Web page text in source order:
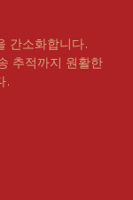
간소화합니다.
추적까지 원활한
.